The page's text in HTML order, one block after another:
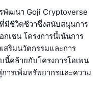
พัฒนา Goji Cryptoverse
มีชีวิตชีวาซึ่งสนับสนุนการ
เชน โครงการนี้เน้นการ
สริมนวัตกรรมและการ
คล้ายกับโครงการโอเพน
ารเพิ่มทรัพยากรและความ